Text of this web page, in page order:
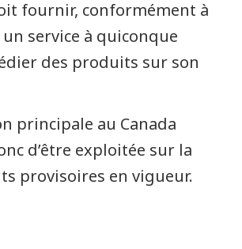
fournir, conformément à
service à quiconque
des produits sur son
principale au Canada
d’être exploitée sur la
provisoires en vigueur.